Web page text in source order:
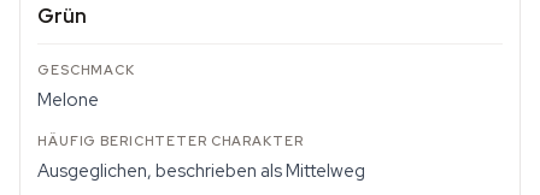
Grün
Melone
Ausgeglichen, beschrieben als Mittelweg